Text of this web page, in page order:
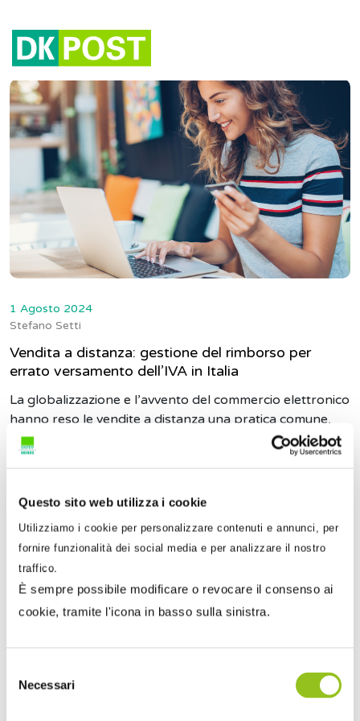
Questo sito web utilizza i cookie
Utilizziamo i cookie per personalizzare contenuti e annunci, per
fornire funzionalità dei social media e per analizzare il nostro
traffico.
È sempre possibile modificare o revocare il consenso ai
cookie, tramite l'icona in basso sulla sinistra.
delNecessari
Tag:commercio elettronico
1 Agosto 2024
Stefano Setti
Vendita a distanza: gestione del rimborso per
errato versamento dell’IVA in Italia
La globalizzazione e l’avvento del commercio elettronico
hanno reso le vendite a distanza una pratica comune,
so...